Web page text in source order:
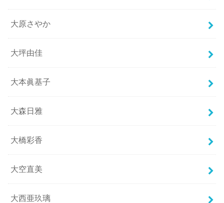
大原さやか
大坪由佳
大本眞基子
大森日雅
大橋彩香
大空直美
大西亜玖璃